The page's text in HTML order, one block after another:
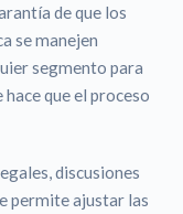
de que los
se manejen
segmento para
que el proceso
discusiones
permite ajustar las